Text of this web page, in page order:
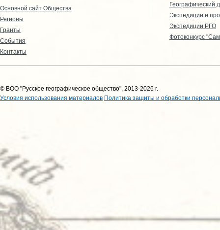
Основной сайт Общества
Регионы
Гранты
События
Контакты
Географический
Экспедиции и
Экспедиции РГО
Фотоконкурс
© ВОО "Русское географическое общество", 2013-2026 г.
Условия использования материалов Политика защиты и обработки